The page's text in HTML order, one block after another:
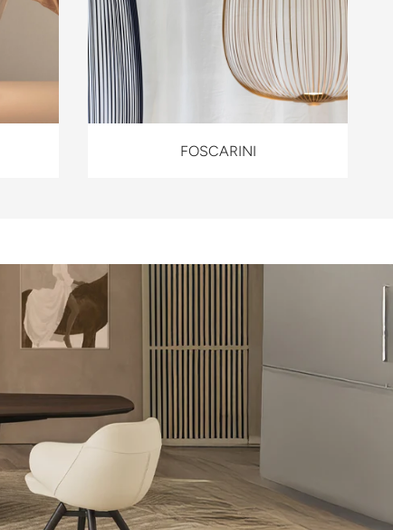
FOSCARINI